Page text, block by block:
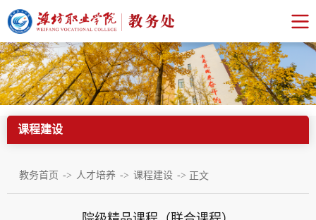
课程建设
教务首页 -> 人才培养 -> 课程建设 -> 正文